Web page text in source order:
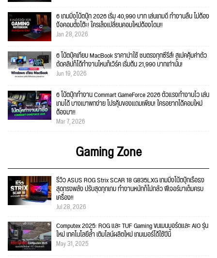
6 เกมมิ่งโน้ตบุ๊ก 2026 เริ่ม 40,990 บาท เล่นเกมดี ทำงานลื่น ไม่ต้อง
ง้อคอมตั้งโต๊ะ! ใครเล็งเปลี่ยนคอมใหม่ต้องโดน!!
Jan 28, 2026
6 โน้ตบุ๊คเทียบ MacBook ราคาน่าใช้ ชนตรงทุกซีรีส์! สเปคคุ้มค่าตัว
ตัดคลิปก็ได้ทำงานไหนก็เวิร์ค เริ่มต้น 21,990 บาทเท่านั้น!
Jun 19, 2026
6 โน้ตบุ๊กทำงาน Commart GameForce 2026 ตัวแรงทำงานไว เล่น
เกมได้ บางเบาพกง่าย โปรคุ้มของแถมเพียบ! ใครอยากได้คอมใหม่
ต้องมา!!
Mar 7, 2026
Gaming Zone
รีวิว ASUS ROG Strix SCAR 18 G835LXG เกมมิ่งโน้ตบุ๊กเรือธง
สุดทรงพลัง ปรับสุดทุกเกม ทำงานหนักก็ไม่กลัว ฟีเจอร์มาเต็มครบ
เครื่อง!!
Jul 28, 2026
Computex 2025: ROG และ TUF Gaming ขนเมนบอร์ดและ AIO รุ่น
ใหม่ เทคโนโลยีล้ำ เติมไลน์ผลิตใหม่ เกมเมอร์ได้ใช้ปีนี้
May 31, 2025